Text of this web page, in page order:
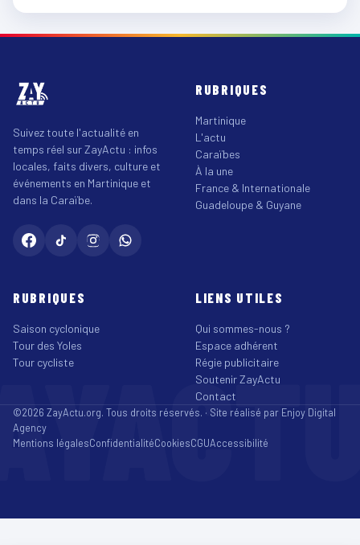
Suivez toute l'actualité en
temps réel sur ZayActu : infos
locales, faits divers, culture et
événements en Martinique et
dans la Caraïbe.
RUBRIQUES
Martinique
L'actu
Caraïbes
À la une
France & Internationale
Guadeloupe & Guyane
RUBRIQUES
Saison cyclonique
Tour des Yoles
Tour cycliste
LIENS UTILES
Qui sommes-nous ?
Espace adhérent
Régie publicitaire
Soutenir ZayActu
Contact
©2026 ZayActu.org. Tous droits réservés. · Site réalisé par Enjoy Digital
Agency
Mentions légalesConfidentialitéCookiesCGUAccessibilité